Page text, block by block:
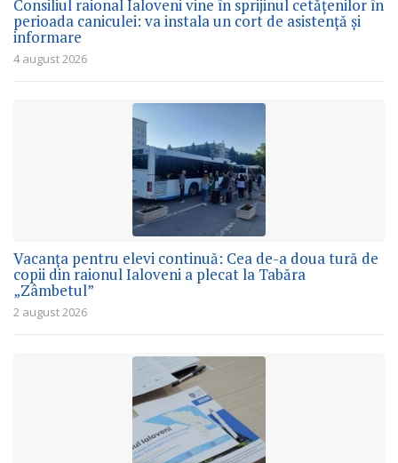
Consiliul raional Ialoveni vine în sprijinul cetățenilor în
perioada caniculei: va instala un cort de asistență și
informare
4 august 2026
Vacanța pentru elevi continuă: Cea de-a doua tură de
copii din raionul Ialoveni a plecat la Tabăra
„Zâmbetul”
2 august 2026